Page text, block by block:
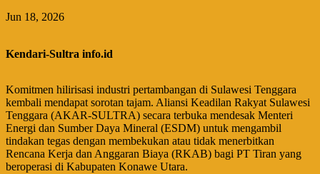
Jun 18, 2026
Kendari-Sultra info.id
Komitmen hilirisasi industri pertambangan di Sulawesi Tenggara
kembali mendapat sorotan tajam. Aliansi Keadilan Rakyat Sulawesi
Tenggara (AKAR-SULTRA) secara terbuka mendesak Menteri
Energi dan Sumber Daya Mineral (ESDM) untuk mengambil
tindakan tegas dengan membekukan atau tidak menerbitkan
Rencana Kerja dan Anggaran Biaya (RKAB) bagi PT Tiran yang
beroperasi di Kabupaten Konawe Utara.